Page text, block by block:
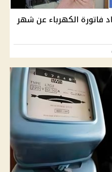
الكهرباء عن شهر